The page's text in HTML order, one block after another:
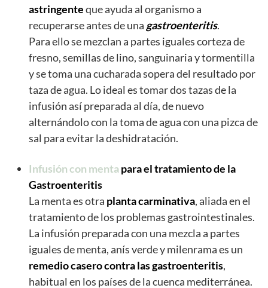
astringenteque ayuda al organismo a
recuperarse antes de una gastroenteritis.
Para ello se mezclan a partes iguales corteza de
fresno, semillas de lino, sanguinaria y tormentilla
y se toma una cucharada sopera del resultado por
taza de agua. Lo ideal es tomar dos tazas de la
infusión así preparada al día, de nuevo
alternándolo con la toma de agua con una pizca de
sal para evitar la deshidratación.
Infusión con menta para el tratamiento de la
Gastroenteritis
La menta es otra plantacarminativa, aliada en el
tratamiento de los problemas gastrointestinales.
La infusión preparada con una mezcla a partes
iguales de menta, anís verde y milenrama es un
remedio casero contra las gastroenteritis,
habitual en los países de la cuenca mediterránea.